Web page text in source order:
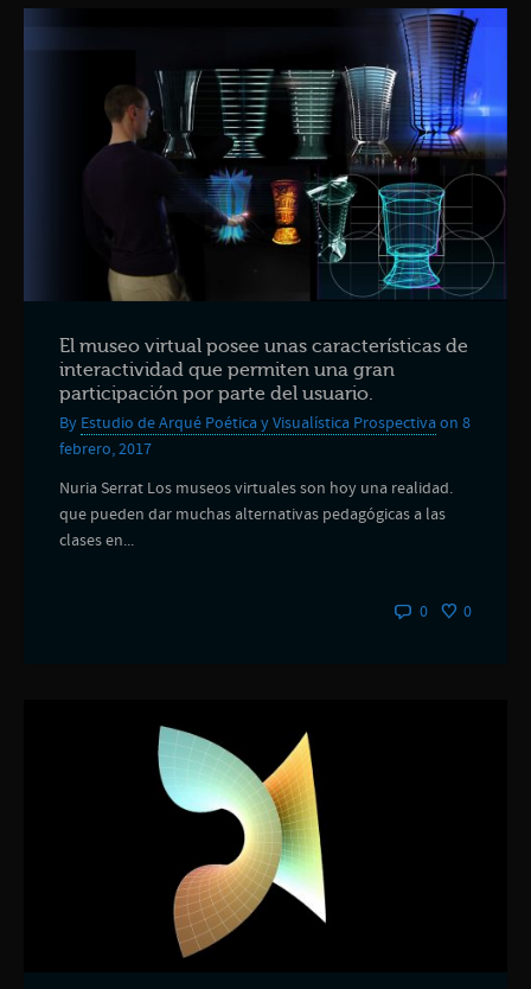
El museo virtual posee unas características de
interactividad que permiten una gran
participación por parte del usuario.
By Estudio de Arqué Poética y Visualística Prospectivaon 8
febrero, 2017
Nuria Serrat Los museos virtuales son hoy una realidad.
que pueden dar muchas alternativas pedagógicas a las
clases en...
0 0